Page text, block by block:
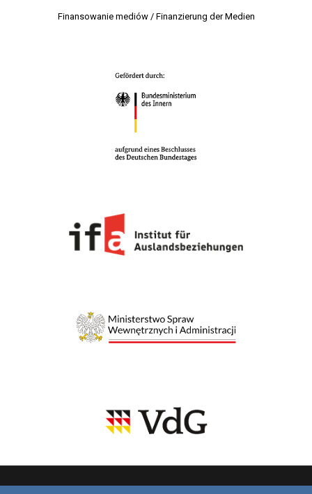
Finansowanie mediów / Finanzierung der Medien